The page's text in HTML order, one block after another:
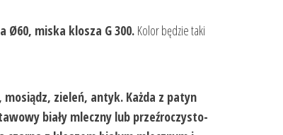
Ø60, miska klosza G 300. Kolor będzie taki
zieleń, antyk. Każda z patyn
biały mleczny lub przeźroczysto-